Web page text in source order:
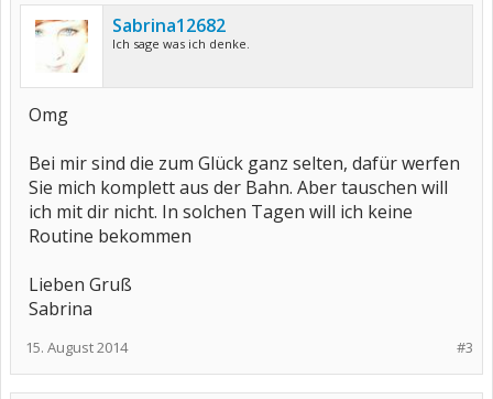
Sabrina12682
Ich sage was ich denke.
Omg
Bei mir sind die zum Glück ganz selten, dafür werfen
Sie mich komplett aus der Bahn. Aber tauschen will
ich mit dir nicht. In solchen Tagen will ich keine
Routine bekommen
Lieben Gruß
Sabrina
#3
15. August 2014